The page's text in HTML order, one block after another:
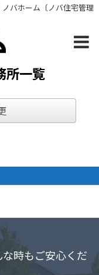
バホーム〔ノバ住宅管理
所一覧
時もご安心くだ